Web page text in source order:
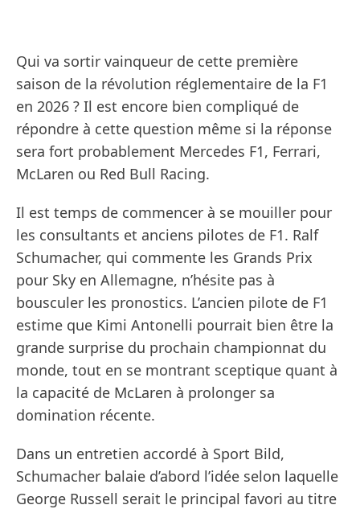
Qui va sortir vainqueur de cette première
saison de la révolution réglementaire de la F1
en 2026 ? Il est encore bien compliqué de
répondre à cette question même si la réponse
sera fort probablement Mercedes F1, Ferrari,
McLaren ou Red Bull Racing.
Il est temps de commencer à se mouiller pour
les consultants et anciens pilotes de F1. Ralf
Schumacher, qui commente les Grands Prix
pour Sky en Allemagne, n’hésite pas à
bousculer les pronostics. L’ancien pilote de F1
estime que Kimi Antonelli pourrait bien être la
grande surprise du prochain championnat du
monde, tout en se montrant sceptique quant à
la capacité de McLaren à prolonger sa
domination récente.
Dans un entretien accordé à Sport Bild,
Schumacher balaie d’abord l’idée selon laquelle
George Russell serait le principal favori au titre